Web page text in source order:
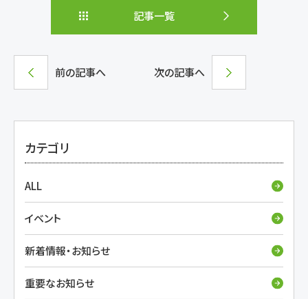
前の記事へ
記事一覧
次の記事へ
カテゴリ
ALL
イベント
新着情報・お知らせ
重要なお知らせ